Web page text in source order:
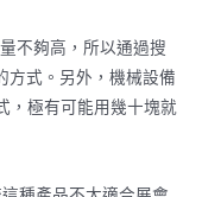
不夠高，所以通過搜
方式。另外，機械設備
，極有可能用幾十塊就